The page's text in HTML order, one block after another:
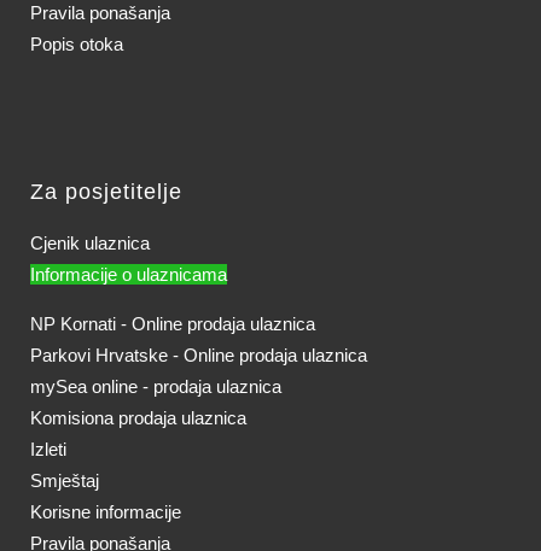
Pravila ponašanja
Popis otoka
Za posjetitelje
Cjenik ulaznica
Informacije o ulaznicama
NP Kornati - Online prodaja ulaznica
Parkovi Hrvatske - Online prodaja ulaznica
mySea online - prodaja ulaznica
Komisiona prodaja ulaznica
Izleti
Smještaj
Korisne informacije
Pravila ponašanja